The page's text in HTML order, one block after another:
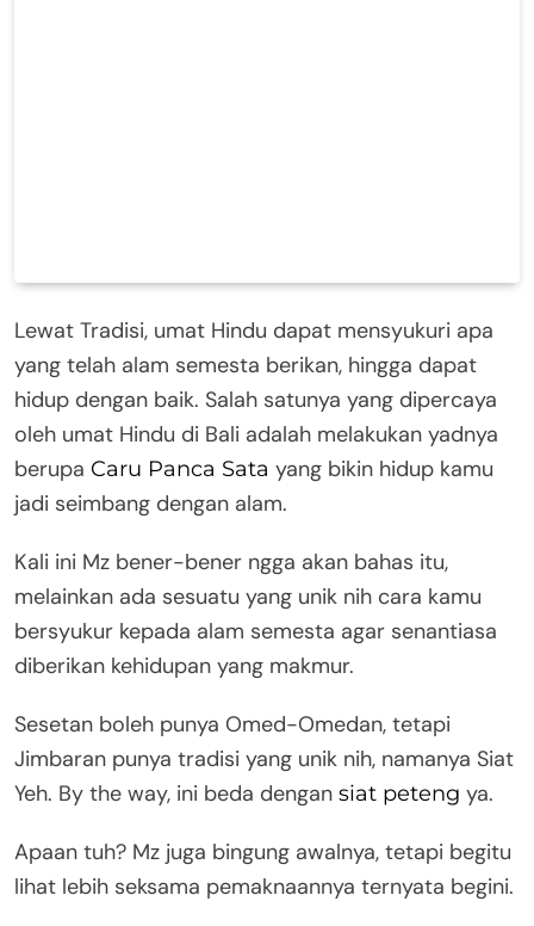
Lewat Tradisi, umat Hindu dapat mensyukuri apa
yang telah alam semesta berikan, hingga dapat
hidup dengan baik. Salah satunya yang dipercaya
oleh umat Hindu di Bali adalah melakukan yadnya
berupa Caru Panca Sata yang bikin hidup kamu
jadi seimbang dengan alam.
Kali ini Mz bener-bener ngga akan bahas itu,
melainkan ada sesuatu yang unik nih cara kamu
bersyukur kepada alam semesta agar senantiasa
diberikan kehidupan yang makmur.
Sesetan boleh punya Omed-Omedan, tetapi
Jimbaran punya tradisi yang unik nih, namanya Siat
Yeh. By the way, ini beda dengan siat peteng ya.
Apaan tuh? Mz juga bingung awalnya, tetapi begitu
lihat lebih seksama pemaknaannya ternyata begini.